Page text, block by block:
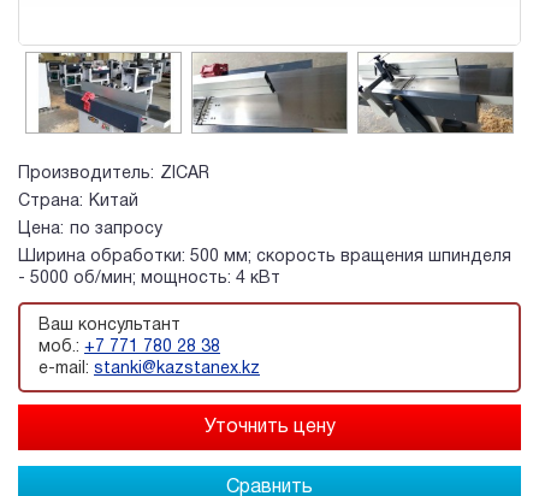
Производитель: ZICAR
Страна:
Китай
Цена:
по запросу
Ширина обработки: 500 мм; скорость вращения шпинделя
- 5000 об/мин; мощность: 4 кВт
Ваш консультант
моб.: +7 771 780 28 38
e-mail: stanki@kazstanex.kz
Сравнить